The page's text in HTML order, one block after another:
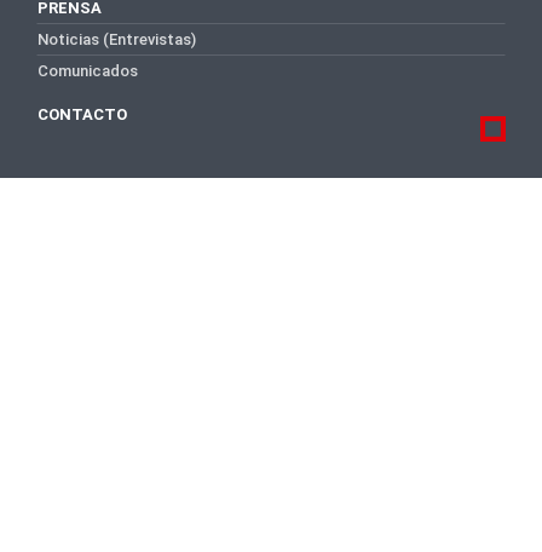
PRENSA
Noticias (Entrevistas)
Comunicados
CONTACTO